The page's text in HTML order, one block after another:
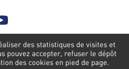
des statistiques de visites et
pouvez accepter, refuser le dépôt
des cookies en pied de page.